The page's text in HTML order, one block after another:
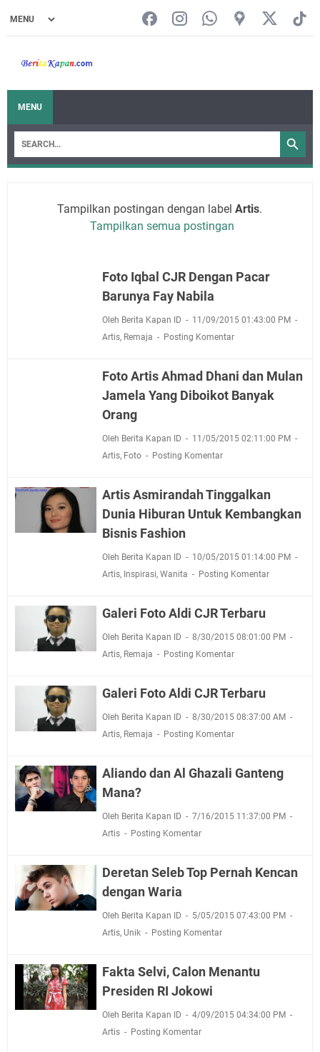
MENU
Tampilkan postingan dengan labelArtis.
Tampilkan semua postingan
Foto Iqbal CJR Dengan Pacar
Barunya Fay Nabila
Oleh Berita Kapan ID
11/09/2015 01:43:00 PM
Artis, Remaja Posting Komentar
Foto Artis Ahmad Dhani dan Mulan
Jamela Yang Diboikot Banyak
Orang
Oleh Berita Kapan ID
11/05/2015 02:11:00 PM
Artis, Foto Posting Komentar
Artis Asmirandah Tinggalkan
Dunia Hiburan Untuk Kembangkan
Bisnis Fashion
Oleh Berita Kapan ID
10/05/2015 01:14:00 PM
Artis, Inspirasi, Wanita Posting Komentar
Galeri Foto Aldi CJR Terbaru
Oleh Berita Kapan ID
8/30/2015 08:01:00 PM
Artis, Remaja Posting Komentar
Galeri Foto Aldi CJR Terbaru
Oleh Berita Kapan ID
8/30/2015 08:37:00 AM
Artis, Remaja Posting Komentar
Aliando dan Al Ghazali Ganteng
Mana?
Oleh Berita Kapan ID
7/16/2015 11:37:00 PM
Artis
Posting Komentar
Deretan Seleb Top Pernah Kencan
dengan Waria
Oleh Berita Kapan ID
5/05/2015 07:43:00 PM
Artis, Unik Posting Komentar
Fakta Selvi, Calon Menantu
Presiden RI Jokowi
Oleh Berita Kapan ID
4/09/2015 04:34:00 PM
Artis
Posting Komentar